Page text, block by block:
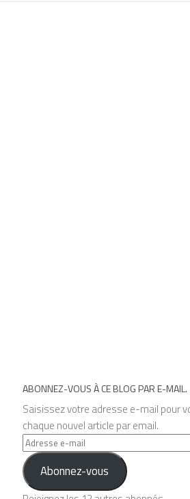
ABONNEZ-VOUS À CE BLOG PAR E-MAIL.
Saisissez votre adresse e-mail pour
chaque nouvel article par email.
Adresse
e-
mail Abonnez-vous